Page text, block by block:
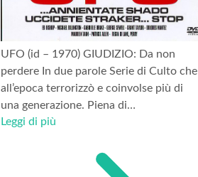
UFO (id – 1970) GIUDIZIO: Da non
perdere In due parole Serie di Culto che
all’epoca terrorizzò e coinvolse più di
una generazione. Piena di…
Leggi di più